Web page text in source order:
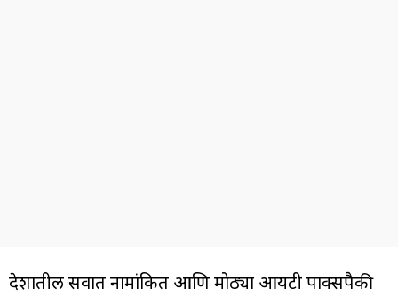
देशातील सर्वात नामांकित आणि मोठ्या आयटी पार्क्सपैकी